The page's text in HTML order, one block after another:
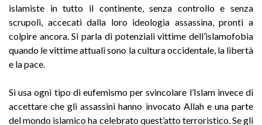
islamiste in tutto il continente, senza controllo e senza
scrupoli, accecati dalla loro ideologia assassina, pronti a
colpire ancora. Si parla di potenziali vittime dell’islamofobia
quando le vittime attuali sono la cultura occidentale, la libertà
e la pace.
Si usa ogni tipo di eufemismo per svincolare l’Islam invece di
accettare che gli assassini hanno invocato Allah e una parte
del mondo islamico ha celebrato quest’atto terroristico. Se gli